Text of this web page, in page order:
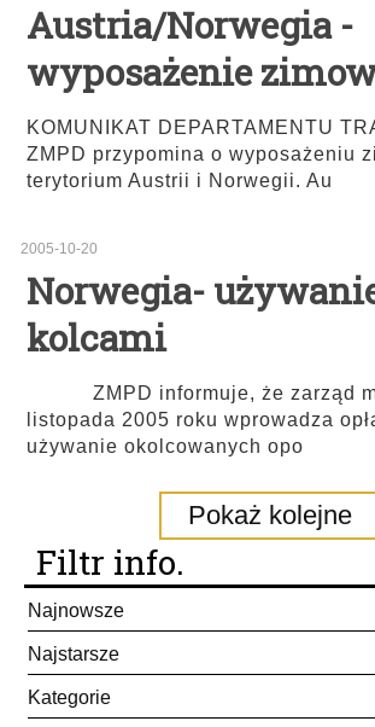
Austria/Norwegia -
wyposażenie
KOMUNIKAT DEPARTAMENTU
ZMPD przypomina o wyposażeniu
terytorium Austrii i Norwegii. Au
2005-10-20
Norwegia-
kolcami
ZMPD informuje, że zarząd
listopada 2005 roku wprowadza
używanie okolcowanych opo
Pokaż kolejne
Filtr info.
Najnowsze
Najstarsze
Kategorie